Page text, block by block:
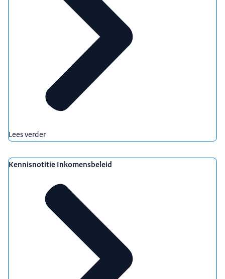
Lees verder
Kennisnotitie Inkomensbeleid